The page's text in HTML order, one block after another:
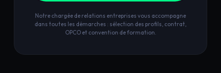
Notre chargée de relations entreprises vous accompagne
dans toutes les démarches : sélection des profils, contrat,
OPCO et convention de formation.